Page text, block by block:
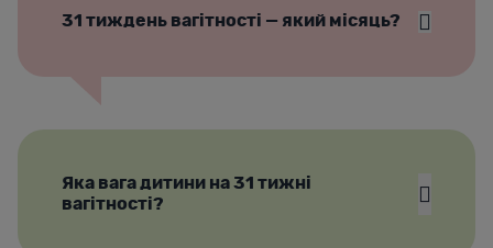
31 тиждень вагітності — який місяць?
Яка вага дитини на 31 тижні
вагітності?